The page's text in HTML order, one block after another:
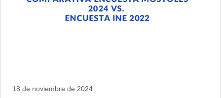
18 de noviembre de 2024